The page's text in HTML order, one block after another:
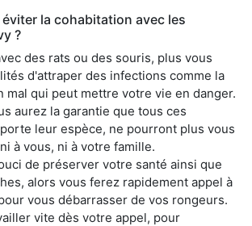
la cohabitation avec les
?
des rats ou des souris, plus vous
d'attraper des infections comme la
mal qui peut mettre votre vie en danger.
aurez la garantie que tous ces
leur espèce, ne pourront plus vous
à vous, ni à votre famille.
de préserver votre santé ainsi que
alors vous ferez rapidement appel à
vous débarrasser de vos rongeurs.
vite dès votre appel, pour